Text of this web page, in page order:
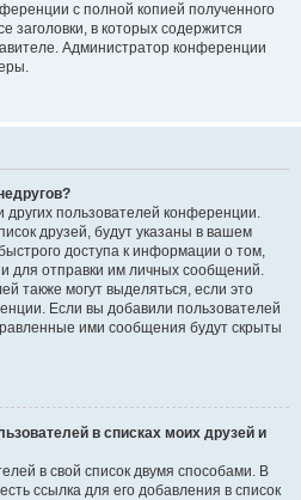
с полной копией полученного
заголовки, в которых содержится
Администратор конференции
других пользователей конференции.
друзей, будут указаны в вашем
доступа к информации о том,
для отправки им личных сообщений.
также могут выделяться, если это
Если вы добавили пользователей
ими сообщения будут скрыты
в списках моих друзей и
в свой список двумя способами. В
ссылка для его добавления в список